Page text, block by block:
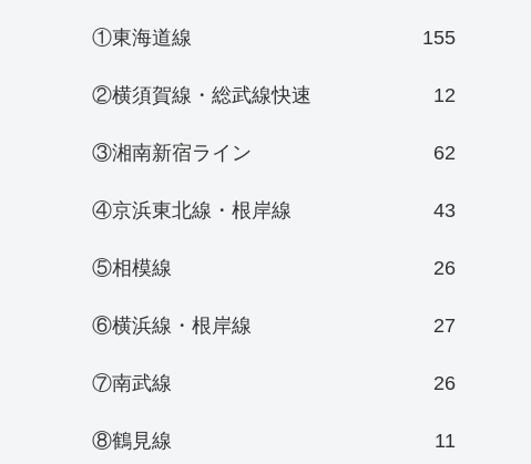
①東海道線 155
②横須賀線・総武線快速 12
③湘南新宿ライン 62
④京浜東北線・根岸線 43
⑤相模線 26
⑥横浜線・根岸線 27
⑦南武線 26
⑧鶴見線 11